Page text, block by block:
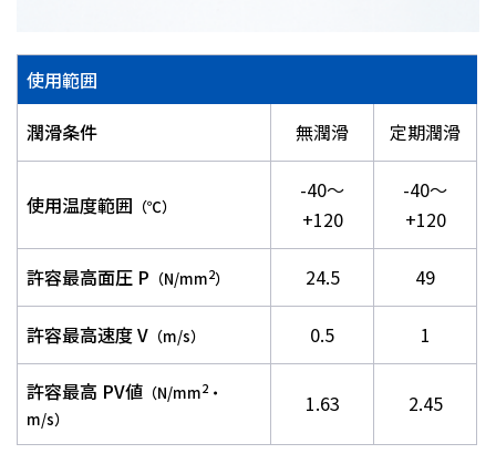
使用範囲
潤滑条件
無潤滑 定期潤滑
使用温度範囲 （℃）
-40～
+120
-40～
+120
許容最高面圧 P （N/mm2） 24.5 49
許容最高速度 V （m/s） 0.5 1
許容最高 PV値 （N/mm2 ・
m/s）
1.63 2.45